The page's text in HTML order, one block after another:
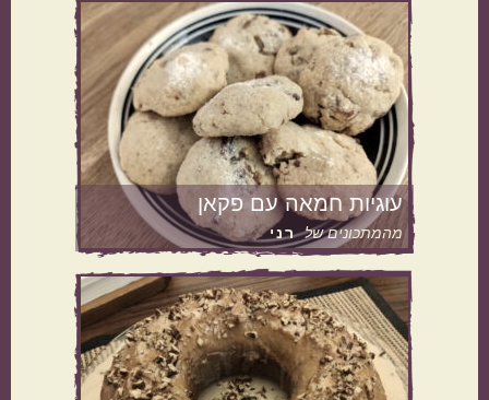
עוגיות חמאה עם פקאן
מהמתכונים של רני
מנה בארוחה
ראשונות עיקריות
תוספות קינוחים
סלטים מרקים